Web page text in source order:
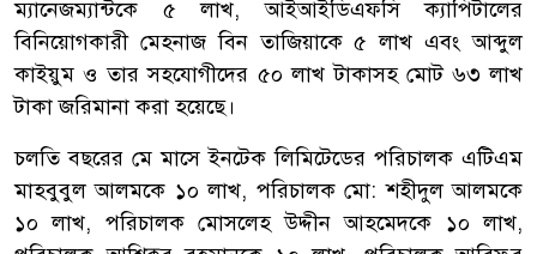
ম্যানেজম্যান্টকে ৫ লাখ, আইআইডিএফসি ক্যাপিটালের
বিনিয়োগকারী মেহনাজ বিন তাজিয়াকে ৫ লাখ এবং আব্দুল
কাইয়ুম ও তার সহযোগীদের ৫০ লাখ টাকাসহ মোট ৬৩ লাখ
টাকা জরিমানা করা হয়েছে।
চলতি বছরের মে মাসে ইনটেক লিমিটেডের পরিচালক এটিএম
মাহবুবুল আলমকে ১০ লাখ, পরিচালক মো: শহীদুল আলমকে
১০ লাখ, পরিচালক মোসলেহ উদ্দীন আহমেদকে ১০ লাখ,